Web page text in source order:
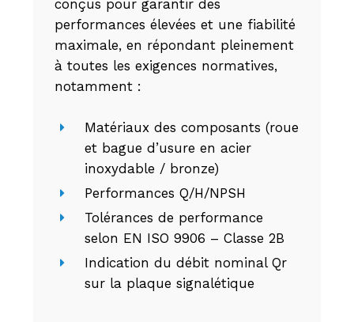
conçus pour garantir des
performances élevées et une fiabilité
maximale, en répondant pleinement
à toutes les exigences normatives,
notamment :
Matériaux des composants (roue
et bague d’usure en acier
inoxydable / bronze)
Performances Q/H/NPSH
Tolérances de performance
selon EN ISO 9906 – Classe 2B
Indication du débit nominal Qr
sur la plaque signalétique